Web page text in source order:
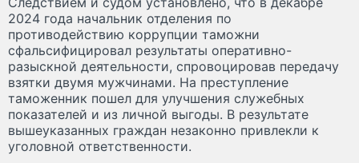
2024 года начальник отделения по
противодействию коррупции таможни
сфальсифицировал результаты оперативно-
разыскной деятельности, спровоцировав передачу
взятки двумя мужчинами. На преступление
таможенник пошел для улучшения служебных
показателей и из личной выгоды. В результате
вышеуказанных граждан незаконно привлекли к
уголовной ответственности.